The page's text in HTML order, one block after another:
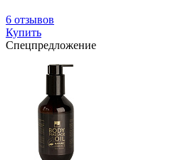
6 отзывов
Купить
Спецпредложение